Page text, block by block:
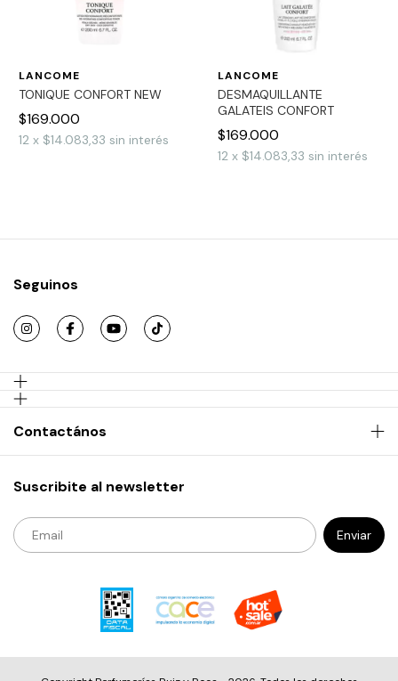
LANCOME
TONIQUE CONFORT NEW
$169.000
12 x $14.083,33 sin interés
LANCOME
DESMAQUILLANTE
GALATEIS CONFORT
$169.000
12 x $14.083,33 sin interés
Seguinos
Contactános
Suscribite al newsletter